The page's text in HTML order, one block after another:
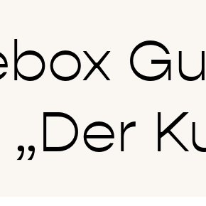
„Der